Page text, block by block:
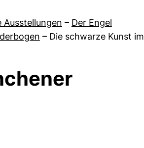
Ausstellungen – Der Engel
– Die schwarze Kunst im